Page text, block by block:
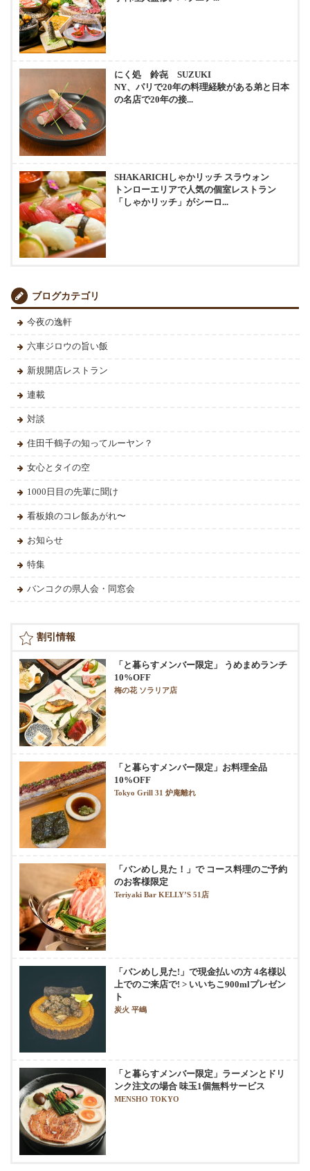
にく処 鈴㐂 SUZUKI
NY、パリで20年の料理経験がある弟と日本
の名店で20年の接...
SHAKARICHしゃかリッチ スラウォン
トンローエリアで人気の個室レストラン
「しゃかリッチ」がシーロ...
ブログカテゴリ
今夜の逸軒
六車ジロウの旨い飯
新規開店レストラン
連載
対談
住田千鶴子の知ってルーヤン？
女心とタイの空
1000日目の先輩に聞け
看板娘のコレ飯あがれ〜
お知らせ
特集
バンコクの県人会・同窓会
割引情報
「と暮らすメンバー限定」 うめまめランチ
10%OFF
梅の花 ソラリア店
「と暮らすメンバー限定」お料理全品
10%OFF
Tokyo Grill 31 炉庵離れ
「バンめし見た！」で コース料理のご予約
のお客様限定
Teriyaki Bar KELLY’S 51店
「バンめし見た!」で現金払いの方 4名様以
上でのご来店で! > いいちこ900mlプレゼン
ト
炭火 平嶋
「と暮らすメンバー限定」ラーメンとドリ
ンク注文の場合 味玉1個無料サービス
MENSHO TOKYO